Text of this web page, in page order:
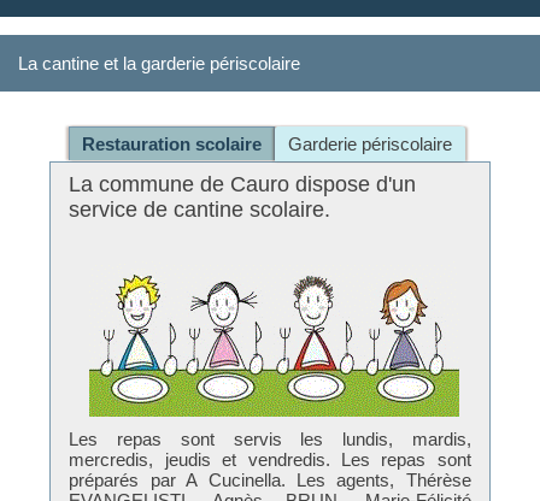
La cantine et la garderie périscolaire
Restauration scolaire Garderie périscolaire
La commune de Cauro dispose d'un
service de cantine scolaire.
Les repas sont servis les lundis, mardis,
mercredis, jeudis et vendredis. Les repas sont
préparés par A Cucinella. Les agents, Thérèse